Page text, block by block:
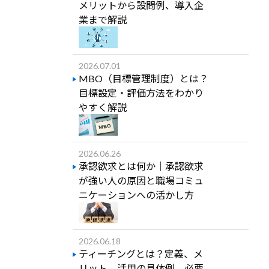
メリットから設問例、導入企
業まで解説
2026.07.01
MBO（目標管理制度）とは？
目標設定・評価方法をわかり
やすく解説
2026.06.26
承認欲求とは何か｜承認欲求
が強い人の原因と職場コミュ
ニケーションへの活かし方
2026.06.18
ティーチングとは？定義、メ